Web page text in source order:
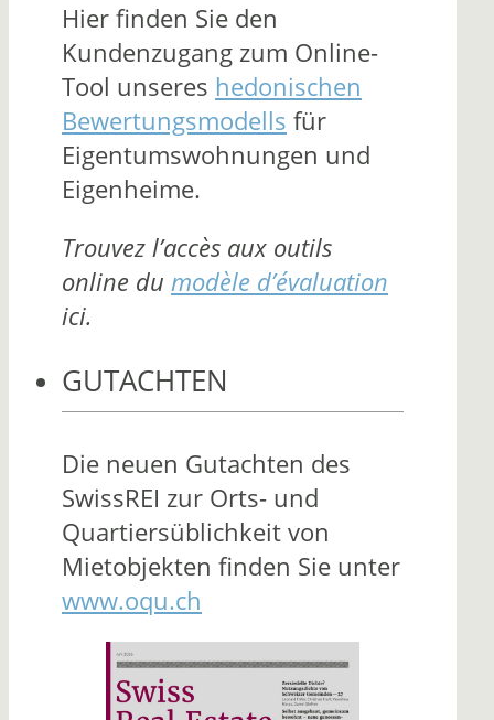
Hier finden Sie den
Kundenzugang zum Online-
Tool unseres hedonischen
Bewertungsmodells für
Eigentumswohnungen und
Eigenheime.
Trouvez l’accès aux outils
online du modèle d’évaluation
ici.
GUTACHTEN
Die neuen Gutachten des
SwissREI zur Orts- und
Quartiersüblichkeit von
Mietobjekten finden Sie unter
www.oqu.ch